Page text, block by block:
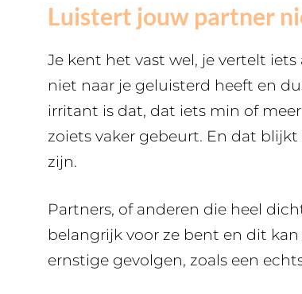
Luistert jouw partner
Je kent het vast wel, je vertelt
niet naar je geluisterd heeft en
irritant is dat, dat iets min of
zoiets vaker gebeurt. En dat
zijn.
Partners, of anderen die heel
belangrijk voor ze bent en dit
ernstige gevolgen, zoals een